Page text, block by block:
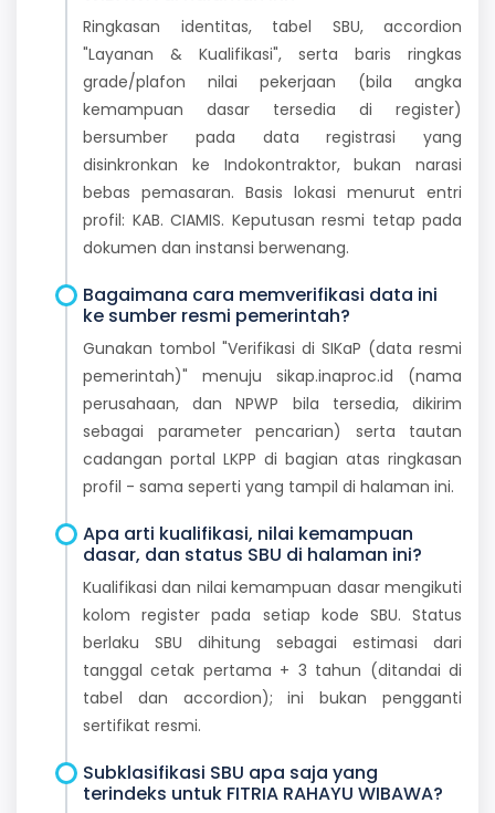
Ringkasan identitas, tabel SBU, accordion
"Layanan & Kualifikasi", serta baris ringkas
grade/plafon nilai pekerjaan (bila angka
kemampuan dasar tersedia di register)
bersumber pada data registrasi yang
disinkronkan ke Indokontraktor, bukan narasi
bebas pemasaran. Basis lokasi menurut entri
profil: KAB. CIAMIS. Keputusan resmi tetap pada
dokumen dan instansi berwenang.
Bagaimana cara memverifikasi data ini
ke sumber resmi pemerintah?
Gunakan tombol "Verifikasi di SIKaP (data resmi
pemerintah)" menuju sikap.inaproc.id (nama
perusahaan, dan NPWP bila tersedia, dikirim
sebagai parameter pencarian) serta tautan
cadangan portal LKPP di bagian atas ringkasan
profil - sama seperti yang tampil di halaman ini.
Apa arti kualifikasi, nilai kemampuan
dasar, dan status SBU di halaman ini?
Kualifikasi dan nilai kemampuan dasar mengikuti
kolom register pada setiap kode SBU. Status
berlaku SBU dihitung sebagai estimasi dari
tanggal cetak pertama + 3 tahun (ditandai di
tabel dan accordion); ini bukan pengganti
sertifikat resmi.
Subklasifikasi SBU apa saja yang
terindeks untuk FITRIA RAHAYU WIBAWA?